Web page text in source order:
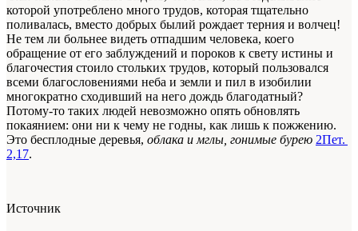
которой употреблено много трудов, которая тщательно
поливалась, вместо добрых былий рождает терния и волчец!
Не тем ли больнее видеть отпадшим человека, коего
обращение от его заблуждений и пороков к свету истины и
благочестия стоило стольких трудов, который пользовался
всеми благословениями неба и земли и пил в изобилии
многократно сходивший на него дождь благодатный?
Потому-то таких людей невозможно опять обновлять
покаянием: они ни к чему не годны, как лишь к пожжению.
Это бесплодные деревья, облака и мглы, гонимые бурею 2Пет.
2,17.
Источник